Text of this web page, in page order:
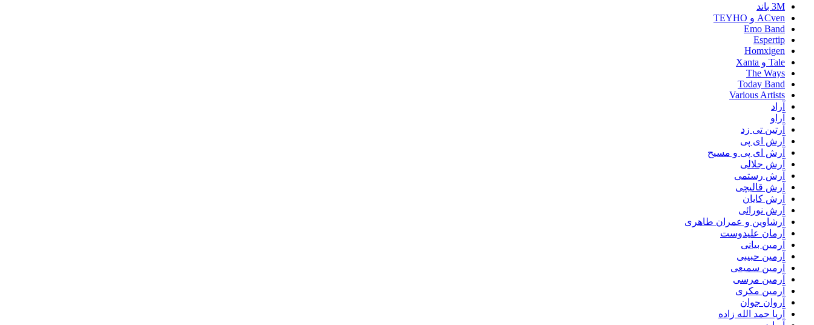
3M باند
ACven و TEYHO
Emo Band
Espertip
Homxigen
Tale و Xanta
The Ways
Today Band
Various Artists
آراد
آراو
آرتین تی زد
آرش ای پی
آرش ای پی و مسیح
آرش جلالی
آرش رستمی
آرش قالیچی
آرش کایان
آرش نورائی
آرشاوین و عمران طاهری
آرمان علیدوست
آرمین بیانی
آرمین حبیبی
آرمین سمیعی
آرمین مرسی
آرمین مکری
آروان جوان
آریا حمد الله زاده